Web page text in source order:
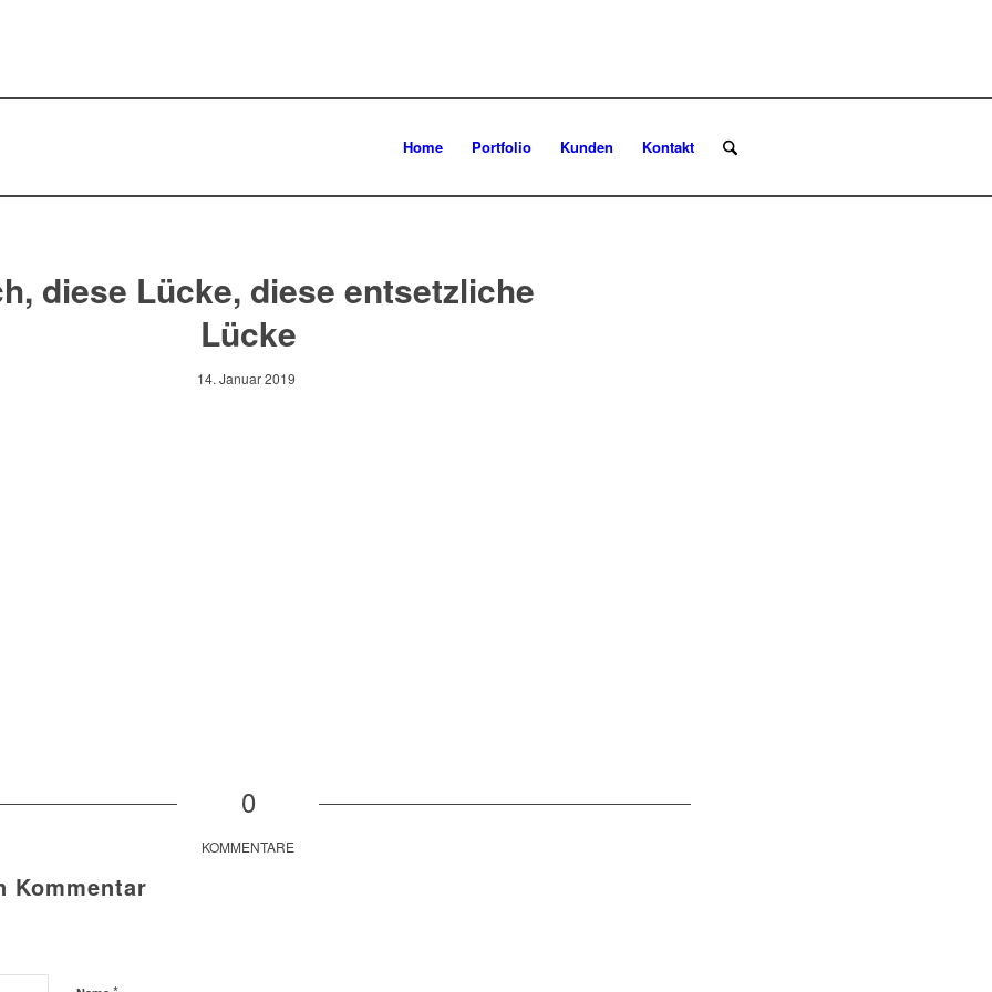
Home Portfolio Kunden Kontakt
diese Lücke, diese entsetzliche
Lücke
14. Januar 2019
0
KOMMENTARE
Kommentar